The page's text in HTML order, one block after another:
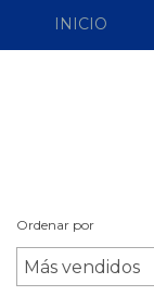
INICIO
Inicio / Catalogo
Ordenar por